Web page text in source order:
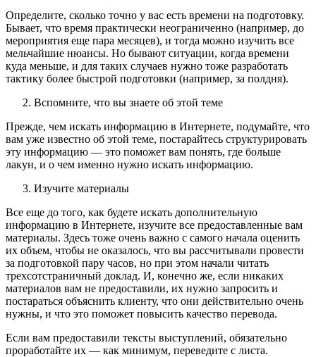
Определите, сколько точно у вас есть времени на подготовку.
Бывает, что время практически неограниченно (например, до
мероприятия еще пара месяцев), и тогда можно изучить все
мельчайшие нюансы. Но бывают ситуации, когда времени
куда меньше, и для таких случаев нужно тоже разработать
тактику более быстрой подготовки (например, за полдня).
Вспомните, что вы знаете об этой теме
Прежде, чем искать информацию в Интернете, подумайте, что
вам уже известно об этой теме, постарайтесь структурировать
эту информацию — это поможет вам понять, где больше
лакун, и о чем именно нужно искать информацию.
Изучите материалы
Все еще до того, как будете искать дополнительную
информацию в Интернете, изучите все предоставленные вам
материалы. Здесь тоже очень важно с самого начала оценить
их объем, чтобы не оказалось, что вы рассчитывали провести
за подготовкой пару часов, но при этом начали читать
трехсотстраничный доклад. И, конечно же, если никаких
материалов вам не предоставили, их нужно запросить и
постараться объяснить клиенту, что они действительно очень
нужны, и что это поможет повысить качество перевода.
Если вам предоставили тексты выступлений, обязательно
проработайте их — как минимум, переведите с листа.